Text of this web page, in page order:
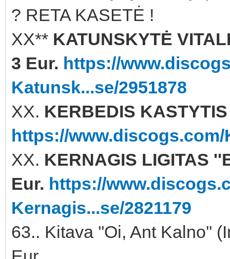
? RETA KASETĖ !
XX** KATUNSKYTĖ
3 Eur. https://
Katunsk...se/2951878
XX. KERBEDIS
https://
XX. KERNAGIS LIGITAS
Eur. https://
Kernagis...se/2821179
63.. Kitava ''Oi, Ant Kalno''